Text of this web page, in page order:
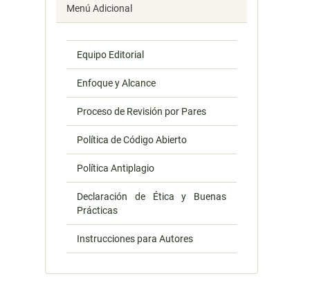
Menú Adicional
Equipo Editorial
Enfoque y Alcance
Proceso de Revisión por Pares
Política de Código Abierto
Política Antiplagio
Declaración de Ética y Buenas
Prácticas
Instrucciones para Autores